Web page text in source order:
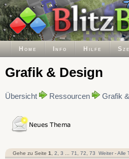
Home Info Hilfe
Grafik & Design
Übersicht Ressourcen Grafik
Gehe zu Seite 1 2 3 71 72 73 Weiter-Alle